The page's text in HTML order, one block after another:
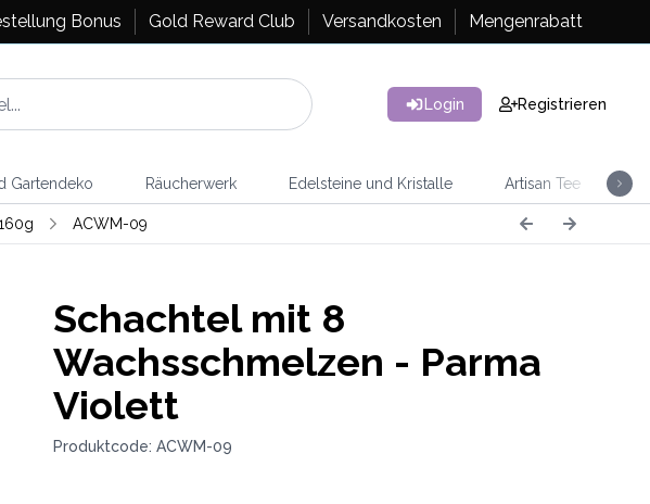
Bonus Gold Reward Club Versandkosten Mengenrabatt
Login Registrieren
Gartendeko Räucherwerk Edelsteine und Kristalle Artisan Tee
ACWM-09
Schachtel mit 8
Wachsschmelzen - Parma
Violett
Produktcode: ACWM-09